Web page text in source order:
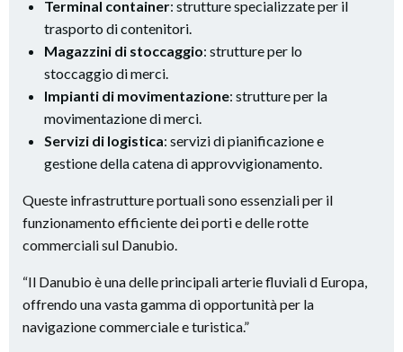
Terminal container: strutture specializzate per il
trasporto di contenitori.
Magazzini di stoccaggio: strutture per lo
stoccaggio di merci.
Impianti di movimentazione: strutture per la
movimentazione di merci.
Servizi di logistica: servizi di pianificazione e
gestione della catena di approvvigionamento.
Queste infrastrutture portuali sono essenziali per il
funzionamento efficiente dei porti e delle rotte
commerciali sul Danubio.
“Il Danubio è una delle principali arterie fluviali d Europa,
offrendo una vasta gamma di opportunità per la
navigazione commerciale e turistica.”